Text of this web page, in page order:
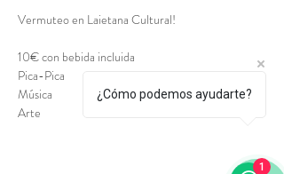
Vermuteo en Laietana Cultural!
10€ con bebida incluida
Pica-Pica
Música
Arte
¿Cómo podemos ayudarte?
1